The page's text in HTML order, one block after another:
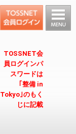
TOSSNET会
員ログインパ
スワードは
｢整備 in
Tokyo｣のもく
じに記載